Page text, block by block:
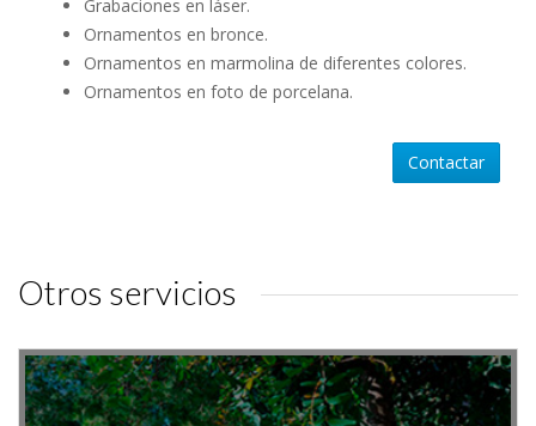
Grabaciones en láser.
Ornamentos en bronce.
Ornamentos en marmolina de diferentes colores.
Ornamentos en foto de porcelana.
Contactar
Otros servicios